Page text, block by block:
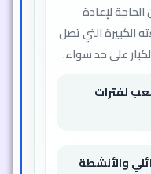
لإعادة
الكبيرة التي تصل
لفترات
والأنشطة